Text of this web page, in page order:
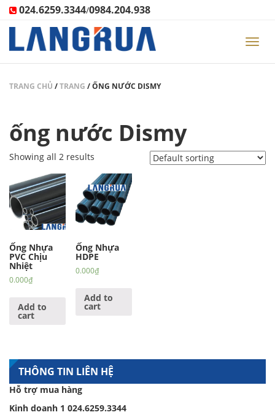
024.6259.3344/0984.204.938
TRANG CHỦ /TRANG /ỐNG NƯỚC DISMY
ống nước Dismy
Showing all 2 results
Ống Nhựa
PVC Chịu
Nhiệt
0.000₫
Add to
cart
Ống Nhựa
HDPE
0.000₫
Add to
cart
THÔNG TIN LIÊN HỆ
Hỗ trợ mua hàng
Kinh doanh 1 024.6259.3344